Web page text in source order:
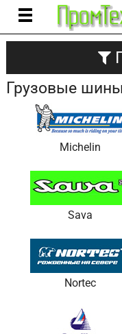
Грузовые шины
Michelin
Sava
Nortec